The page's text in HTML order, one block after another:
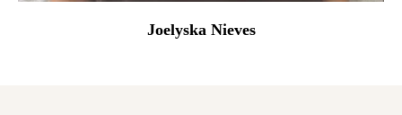
Joelyska Nieves